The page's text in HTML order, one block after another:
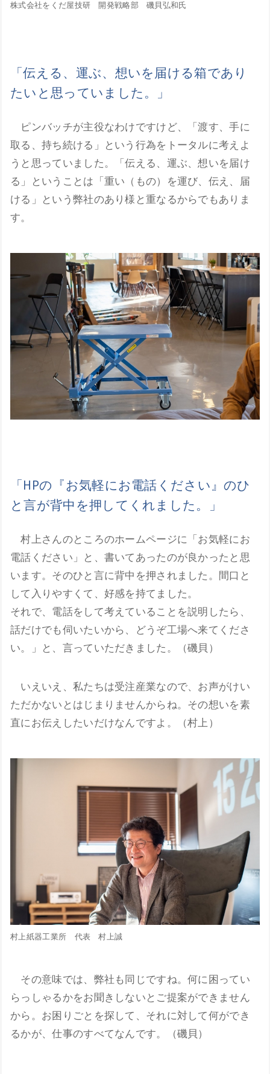
株式会社をくだ屋技研 開発戦略部 磯貝弘和氏
「伝える、運ぶ、想いを届ける箱であり
たいと思っていました。」
ピンバッチが主役なわけですけど、「渡す、手に
取る、持ち続ける」という行為をトータルに考えよ
うと思っていました。「伝える、運ぶ、想いを届け
る」ということは「重い（もの）を運び、伝え、届
ける」という弊社のあり様と重なるからでもありま
す。
「HPの『お気軽にお電話ください』のひ
と言が背中を押してくれました。」
村上さんのところのホームページに「お気軽にお
電話ください」と、書いてあったのが良かったと思
います。そのひと言に背中を押されました。間口と
して入りやすくて、好感を持てました。
それで、電話をして考えていることを説明したら、
話だけでも伺いたいから、どうぞ工場へ来てくださ
い。」と、言っていただきました。（磯貝）
いえいえ、私たちは受注産業なので、お声がけい
ただかないとはじまりませんからね。その想いを素
直にお伝えしたいだけなんですよ。（村上）
村上紙器工業所 代表 村上誠
その意味では、弊社も同じですね。何に困ってい
らっしゃるかをお聞きしないとご提案ができません
から。お困りごとを探して、それに対して何ができ
るかが、仕事のすべてなんです。（磯貝）